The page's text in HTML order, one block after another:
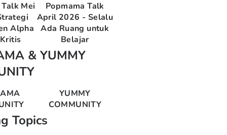
Mei
Alpha
Popmama Talk
April 2026 - Selalu
Ada Ruang untuk
Belajar
& YUMMY
YUMMY
COMMUNITY
Topics